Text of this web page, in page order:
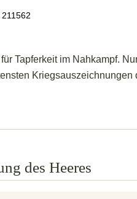
Tapferkeit im Nahkampf.
Kriegsauszeichnungen
des Heeres